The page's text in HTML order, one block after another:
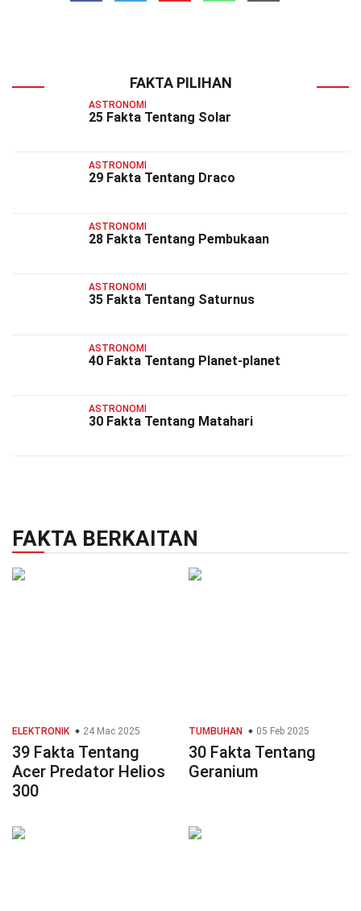
FAKTA PILIHAN
ASTRONOMI
25 Fakta Tentang Solar
ASTRONOMI
29 Fakta Tentang Draco
ASTRONOMI
28 Fakta Tentang Pembukaan
ASTRONOMI
35 Fakta Tentang Saturnus
ASTRONOMI
40 Fakta Tentang Planet-planet
ASTRONOMI
30 Fakta Tentang Matahari
FAKTA BERKAITAN
ELEKTRONIK 24 Mac 2025
39 Fakta Tentang
Acer Predator Helios
300
TUMBUHAN 05 Feb 2025
30 Fakta Tentang
Geranium